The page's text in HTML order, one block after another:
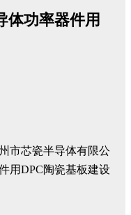
体功率器件用
市芯瓷半导体有限公
用DPC陶瓷基板建设